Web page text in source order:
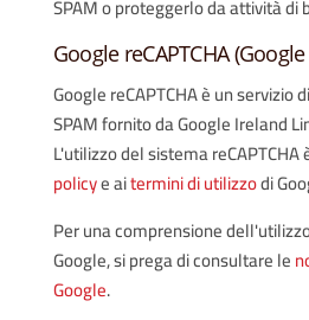
SPAM o proteggerlo da attività di
Google reCAPTCHA
Google reCAPTCHA è un servizio
SPAM fornito da Google Ireland
L'utilizzo del sistema
policye aitermini di utilizzodi
Per una comprensione
Google, si prega di consultare le
Google.